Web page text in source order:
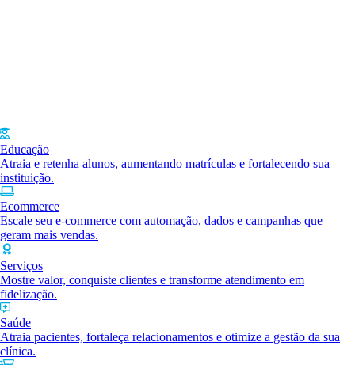
Educação
Atraia e retenha alunos, aumentando matrículas e fortalecendo sua
instituição.
Ecommerce
Escale seu e-commerce com automação, dados e campanhas que
geram mais vendas.
Serviços
Mostre valor, conquiste clientes e transforme atendimento em
fidelização.
Saúde
Atraia pacientes, fortaleça relacionamentos e otimize a gestão da sua
clínica.